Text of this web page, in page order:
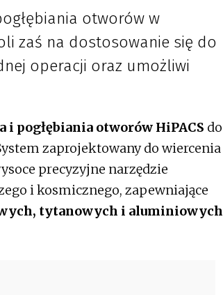
otworów w
zaś na dostosowanie się do
operacji oraz umożliwi
i pogłębiania otworów HiPACS do
zaprojektowany do wiercenia
precyzyjne narzędzie
i kosmicznego, zapewniające
tytanowych i aluminiowych